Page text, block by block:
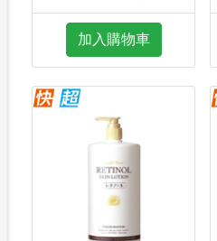
加入購物車